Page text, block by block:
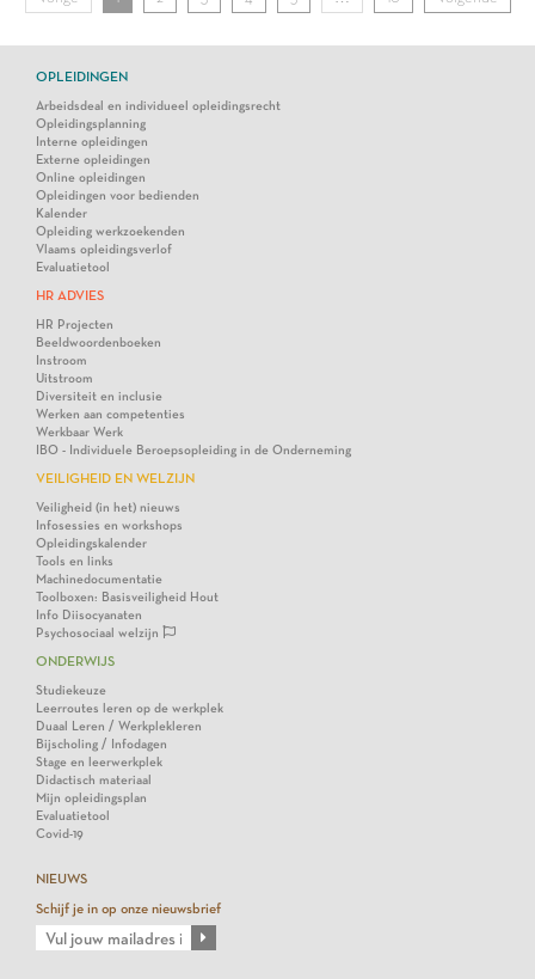
OPLEIDINGEN
Arbeidsdeal en individueel opleidingsrecht
Opleidingsplanning
Interne opleidingen
Externe opleidingen
Online opleidingen
Opleidingen voor bedienden
Kalender
Opleiding werkzoekenden
Vlaams opleidingsverlof
Evaluatietool
HR ADVIES
HR Projecten
Beeldwoordenboeken
Instroom
Uitstroom
Diversiteit en inclusie
Werken aan competenties
Werkbaar Werk
IBO - Individuele Beroepsopleiding in de Onderneming
VEILIGHEID EN WELZIJN
Veiligheid (in het) nieuws
Infosessies en workshops
Opleidingskalender
Tools en links
Machinedocumentatie
Toolboxen: Basisveiligheid Hout
Info Diisocyanaten
Psychosociaal welzijn
ONDERWIJS
Studiekeuze
Leerroutes leren op de werkplek
Duaal Leren / Werkplekleren
Bijscholing / Infodagen
Stage en leerwerkplek
Didactisch materiaal
Mijn opleidingsplan
Evaluatietool
Covid-19
NIEUWS
Schijf je in op onze nieuwsbrief